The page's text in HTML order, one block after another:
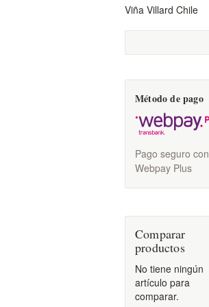
Viña Villard Chile
Método de pago
Pago seguro con
Webpay Plus
Comparar
productos
No tiene ningún
artículo para
comparar.